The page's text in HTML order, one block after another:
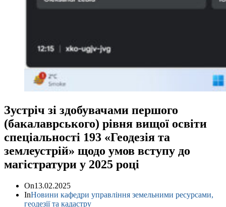
Зустріч зі здобувачами першого
(бакалаврського) рівня вищої освіти
спеціальності 193 «Геодезія та
землеустрій» щодо умов вступу до
магістратури у 2025 році
On13.02.2025
InНовини кафедри управління земельними ресурсами,
геодезії та кадастру